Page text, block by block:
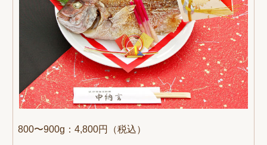
800〜900g：4,800円（税込）